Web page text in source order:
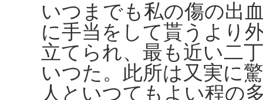
いつまでも私の傷の出
に手当をして貰うより
立てられ、最も近い二
いつた。此所は又実に
人といつてもよい程の